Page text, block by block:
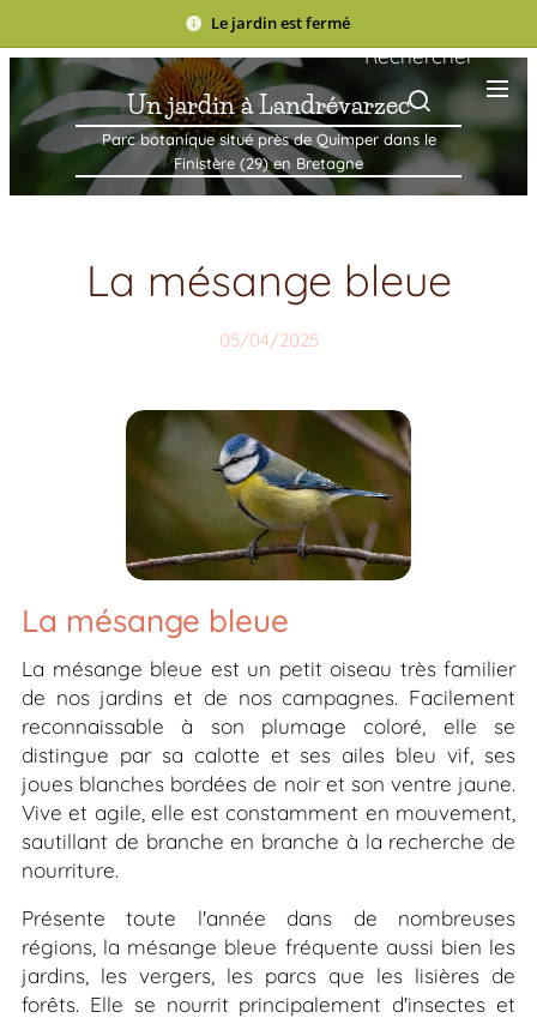
Le jardin est fermé
Un jardin à Landrévarzec
Parc botanique situé près de Quimper dans le
Finistère (29) en Bretagne
Rechercher
La mésange bleue
05/04/2025
La mésange bleue
La mésange bleue est un petit oiseau très familier
de nos jardins et de nos campagnes. Facilement
reconnaissable à son plumage coloré, elle se
distingue par sa calotte et ses ailes bleu vif, ses
joues blanches bordées de noir et son ventre jaune.
Vive et agile, elle est constamment en mouvement,
sautillant de branche en branche à la recherche de
nourriture.
Présente toute l'année dans de nombreuses
régions, la mésange bleue fréquente aussi bien les
jardins, les vergers, les parcs que les lisières de
forêts. Elle se nourrit principalement d'insectes et